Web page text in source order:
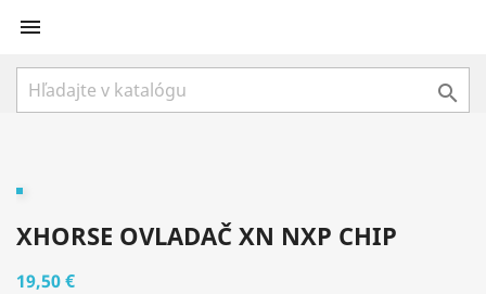


XHORSE OVLADAČ XN NXP CHIP
19,50 €